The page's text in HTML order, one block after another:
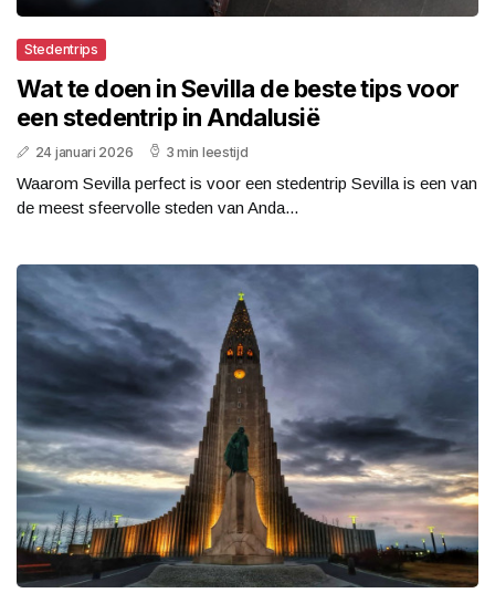
Stedentrips
Wat te doen in Sevilla de beste tips voor
een stedentrip in Andalusië
24 januari 2026 3 min leestijd
Waarom Sevilla perfect is voor een stedentrip Sevilla is een van
de meest sfeervolle steden van Anda...